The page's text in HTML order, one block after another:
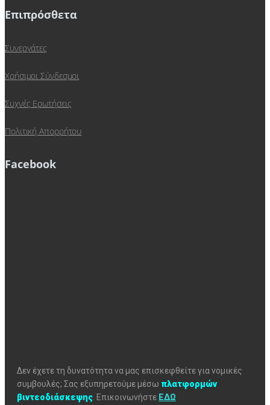
Επιπρόσθετα
Συνεργάτες
Χρήσιμοι Σύνδεσμοι
Συχνές Ερωτήσεις
Πολιτική Απορρήτου
Facebook
Δεν έχετε τη δυνατότητα να μας επισκεφθείτε για νομικές
συμβουλές; Σας εξυπηρετούμε μέσω πλατφορμών
βιντεοδιάσκεψης Επικοινωνήστε ΕΔΩ